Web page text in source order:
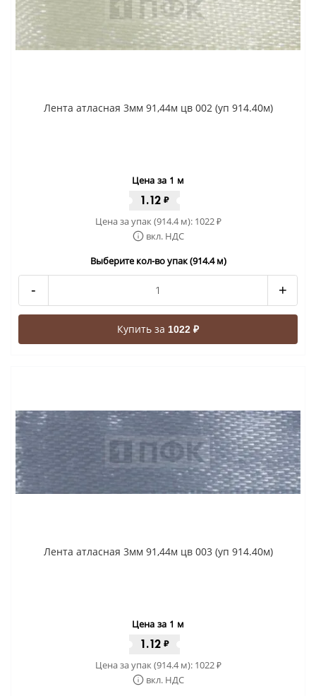
Лента атласная 3мм 91,44м цв 002 (уп 914.40м)
Цена за 1 м
1.12 ₽
Цена за упак (914.4 м): 1022₽
вкл. НДС
Выберите кол-во упак (914.4 м)
- +
Купить за 1022 ₽
Лента атласная 3мм 91,44м цв 003 (уп 914.40м)
Цена за 1 м
1.12 ₽
Цена за упак (914.4 м): 1022₽
вкл. НДС